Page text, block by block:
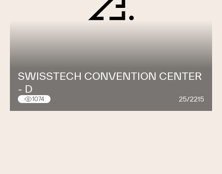
SWISSTECH CONVENTION CENTER
- D
1074 25/2215